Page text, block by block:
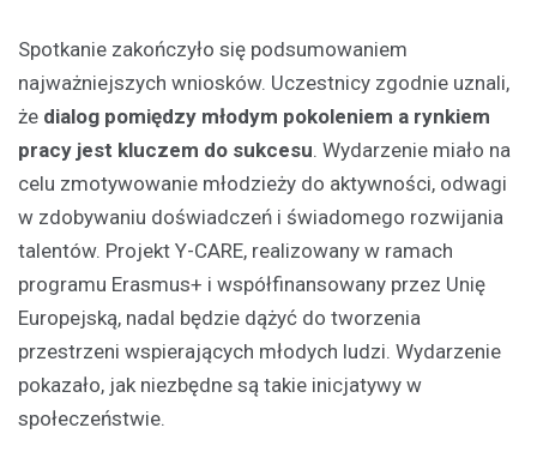
Spotkanie zakończyło się podsumowaniem
najważniejszych wniosków. Uczestnicy zgodnie uznali,
że dialog pomiędzy młodym pokoleniem a rynkiem
pracy jest kluczem do sukcesu. Wydarzenie miało na
celu zmotywowanie młodzieży do aktywności, odwagi
w zdobywaniu doświadczeń i świadomego rozwijania
talentów. Projekt Y-CARE, realizowany w ramach
programu Erasmus+ i współfinansowany przez Unię
Europejską, nadal będzie dążyć do tworzenia
przestrzeni wspierających młodych ludzi. Wydarzenie
pokazało, jak niezbędne są takie inicjatywy w
społeczeństwie.